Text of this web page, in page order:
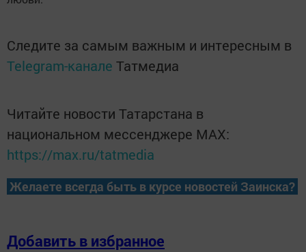
Следите за самым важным и интересным в
Telegram-канале Татмедиа
Читайте новости Татарстана в
национальном мессенджере MАХ:
https://max.ru/tatmedia
Желаете всегда быть в курсе новостей Заинска?
Добавить в избранное